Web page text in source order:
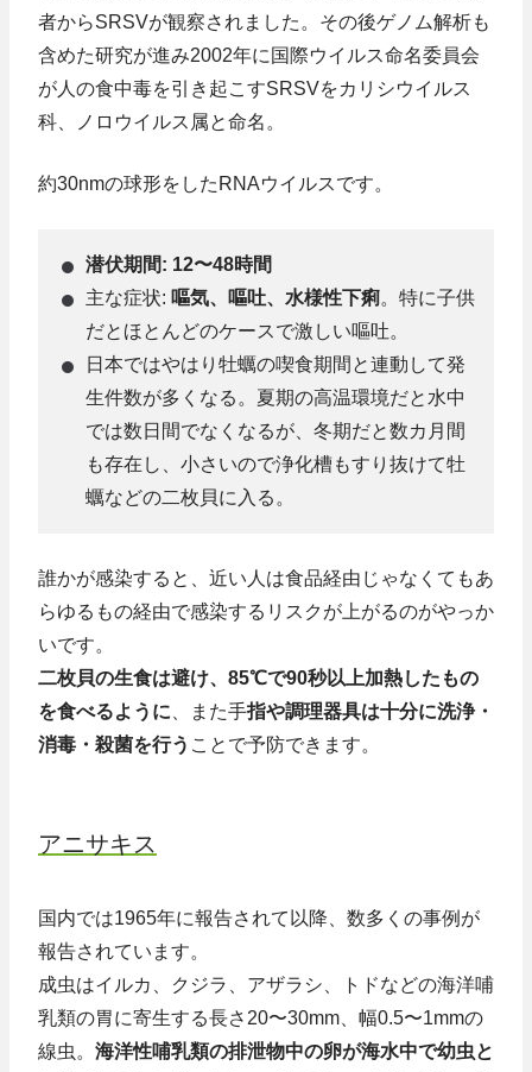
者からSRSVが観察されました。その後ゲノム解析も
含めた研究が進み2002年に国際ウイルス命名委員会
が人の食中毒を引き起こすSRSVをカリシウイルス
科、ノロウイルス属と命名。
約30nmの球形をしたRNAウイルスです。
潜伏期間: 12〜48時間
主な症状: 嘔気、嘔吐、水様性下痢。特に子供
だとほとんどのケースで激しい嘔吐。
日本ではやはり牡蠣の喫食期間と連動して発
生件数が多くなる。夏期の高温環境だと水中
では数日間でなくなるが、冬期だと数カ月間
も存在し、小さいので浄化槽もすり抜けて牡
蠣などの二枚貝に入る。
誰かが感染すると、近い人は食品経由じゃなくてもあ
らゆるもの経由で感染するリスクが上がるのがやっか
いです。
二枚貝の生食は避け、85℃で90秒以上加熱したもの
を食べるように 、また手指や調理器具は十分に洗浄・
消毒・殺菌を行う ことで予防できます。
アニサキス
国内では1965年に報告されて以降、数多くの事例が
報告されています。
成虫はイルカ、クジラ、アザラシ、トドなどの海洋哺
乳類の胃に寄生する長さ20〜30mm、幅0.5〜1mmの
線虫。 海洋性哺乳類の排泄物中の卵が海水中で幼虫と